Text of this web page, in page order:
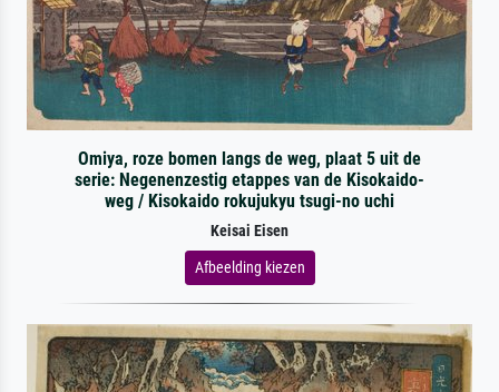
Omiya, roze bomen langs de weg, plaat 5 uit de
serie: Negenenzestig etappes van de Kisokaido-
weg / Kisokaido rokujukyu tsugi-no uchi
Keisai Eisen
Afbeelding kiezen